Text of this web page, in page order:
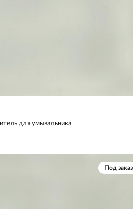
для умывальника
Под заказ